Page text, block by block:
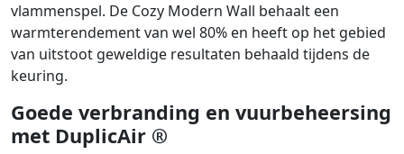
vlammenspel. De Cozy Modern Wall behaalt een
warmterendement van wel 80% en heeft op het gebied
van uitstoot geweldige resultaten behaald tijdens de
keuring.
Goede verbranding en vuurbeheersing
met DuplicAir ®